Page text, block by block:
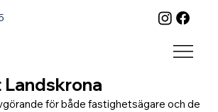
för både fastighetsägare och de